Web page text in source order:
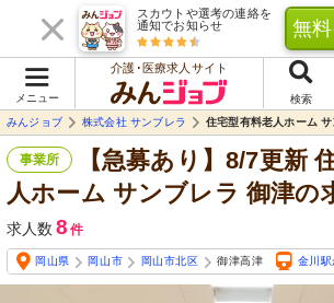
スカウトや選考の連絡を
通知でお知らせ
無
メニュー
介護･医療求人サイト
検索
みんジョブ
株式会社 サンブレラ 住宅型有料老人ホーム
事業所
【急募あり】8/7更新
人ホーム サンブレラ 御津の
求人数 8 件
岡山県 岡山市 岡山市北区 御津高津 金川駅